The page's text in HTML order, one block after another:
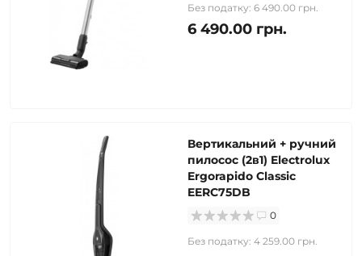
Без податку: 6 490.00 грн.
6 490.00 грн.
Вертикальний + ручний
пилосос (2в1) Electrolux
Ergorapido Classic
EERC75DB
0
Без податку: 4 259.00 грн.